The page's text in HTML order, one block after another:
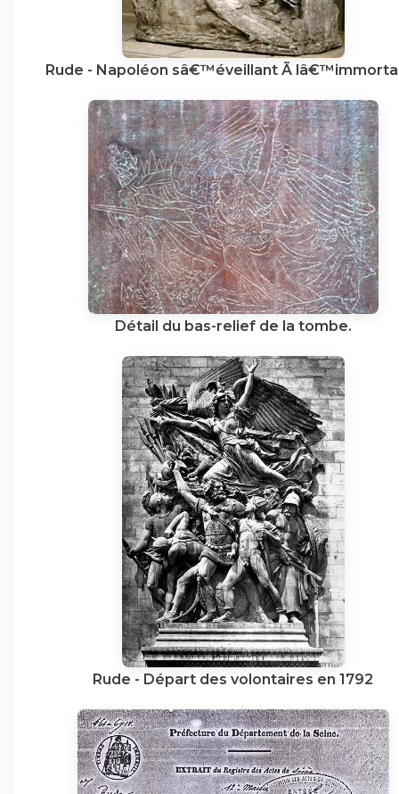
Rude - Napoléon sâ€™éveillant Ã
Détail du bas-relief de la tombe.
Rude - Départ des volontaires en 1792